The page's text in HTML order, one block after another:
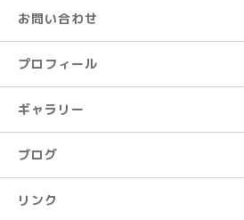
お問い合わせ
プロフィール
ギャラリー
ブログ
リンク